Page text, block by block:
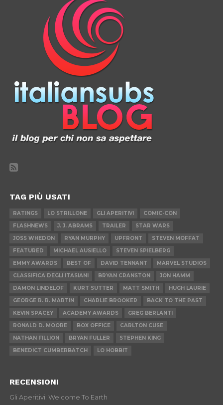
TAG PIÙ USATI
RATINGS LO STRILLONE GLI APERITIVI
COMIC-CON
FLASHNEWS
J. J. ABRAMS TRAILER
STAR WARS
JOSS WHEDON
RYAN MURPHY UPFRONT
STEVEN MOFFAT
FEATURED
MICHAEL AUSIELLO
STEVEN SPIELBERG
EMMY AWARDS
BEST OF DAVID TENNANT
MARVEL STUDIOS
CLASSIFICA DEGLI ITASIANI
BRYAN CRANSTON
JON HAMM
DAMON LINDELOF
KURT SUTTER MATT SMITH
HUGH LAURIE
GEORGE R. R. MARTIN
CHARLIE BROOKER
BACK TO THE PAST
KEVIN SPACEY
ACADEMY AWARDS
GREG BERLANTI
RONALD D. MOORE
BOX OFFICE
CARLTON CUSE
NATHAN FILLION
BRYAN FULLER
STEPHEN KING
BENEDICT CUMBERBATCH
LO HOBBIT
RECENSIONI
Gli Aperitivi: Welcome To Earth